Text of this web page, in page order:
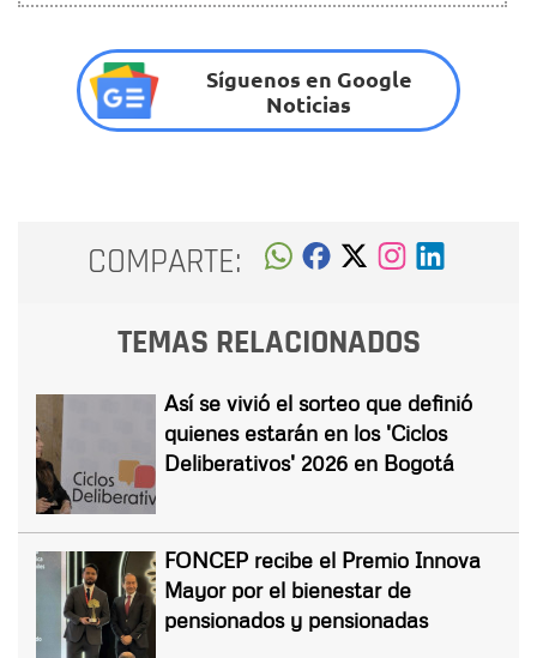
Síguenos en Google
Noticias
COMPARTE:
TEMAS RELACIONADOS
Así se vivió el sorteo que definió
quienes estarán en los 'Ciclos
Deliberativos' 2026 en Bogotá
FONCEP recibe el Premio Innova
Mayor por el bienestar de
pensionados y pensionadas